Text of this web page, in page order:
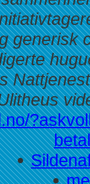
generisk